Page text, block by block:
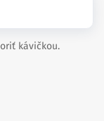
kávičkou.